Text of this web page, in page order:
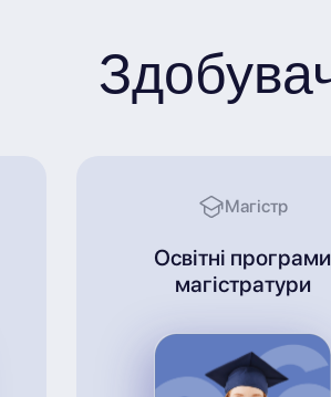
Магістр
Освітні програми
магістратури